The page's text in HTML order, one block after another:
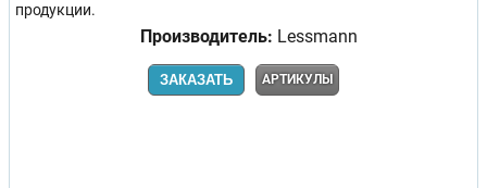
продукции.
Производитель: Lessmann
ЗАКАЗАТЬ АРТИКУЛЫ